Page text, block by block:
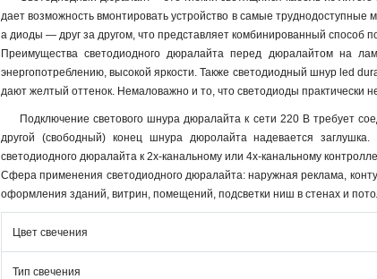
дает возможность вмонтировать устройство в самые
а диоды — друг за другом, что представляет комбинированный способ
Преимущества светодиодного дюралайта перед дюралайтом на
энергопотреблению, высокой яркости. Также светодиодный шнур led
дают желтый оттенок. Немаловажно и то, что светодиоды практически
Подключение светового шнура дюралайта к сети 220 В требует
другой (свободный) конец шнура дюролайта надевается
светодиодного дюралайта к 2х-канальному или 4х-канальному
Сфера применения светодиодного дюралайта: наружная реклама,
оформления зданий, витрин, помещений, подсветки ниш в стенах и
Цвет свечения
Тип свечения